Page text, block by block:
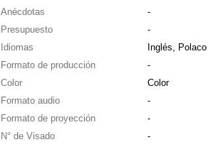
Anécdotas
-
Presupuesto
-
Idiomas
Inglés, Polaco
Formato de producción
-
Color
Color
Formato audio
-
Formato de proyección
-
N° de Visado
-